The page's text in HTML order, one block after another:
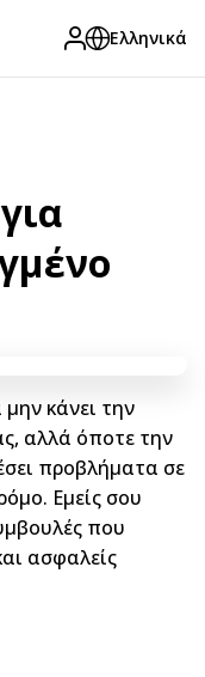
Ελληνικά
κάνει την
αλλά όποτε την
προβλήματα σε
Εμείς σου
που
ασφαλείς